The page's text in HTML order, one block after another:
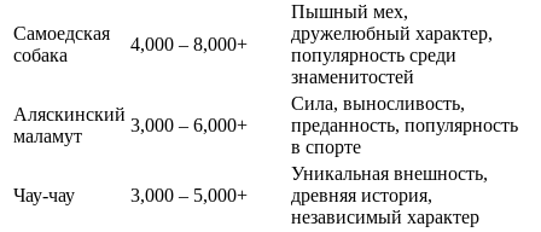
Самоедская
собака
4,000 – 8,000+
Пышный мех,
дружелюбный характер,
популярность среди
знаменитостей
Аляскинский
маламут
3,000 – 6,000+
Сила, выносливость,
преданность, популярность
в спорте
Чау-чау 3,000 – 5,000+
Уникальная внешность,
древняя история,
независимый характер